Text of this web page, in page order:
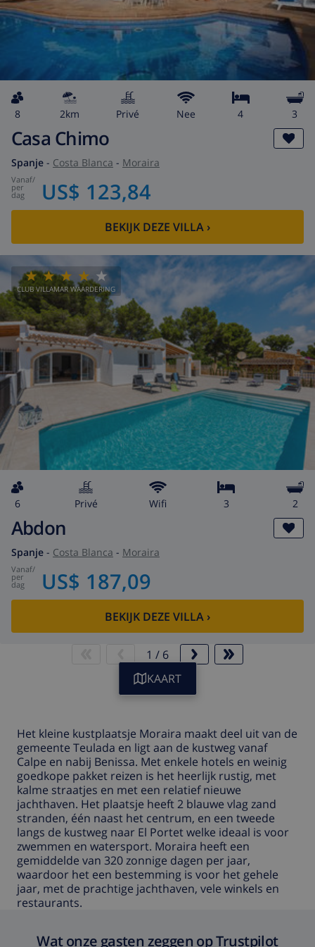
8 2km privé Nee 4 3
Casa Chimo
Spanje - Costa Blanca - Moraira
vanaf/
per
dag US$ 123,84
BEKIJK DEZE VILLA ›
CLUB VILLAMAR WAARDERING
6 privé wifi 3 2
Abdon
Spanje - Costa Blanca - Moraira
vanaf/
per
dag US$ 187,09
BEKIJK DEZE VILLA ›
1 / 6
KAART
Het kleine kustplaatsje Moraira maakt deel uit van de
gemeente Teulada en ligt aan de kustweg vanaf
Calpe en nabij Benissa. Met enkele hotels en weinig
goedkope pakket reizen is het heerlijk rustig, met
kalme straatjes en met een relatief nieuwe
jachthaven. Het plaatsje heeft 2 blauwe vlag zand
stranden, één naast het centrum, en een tweede
langs de kustweg naar El Portet welke ideaal is voor
zwemmen en watersport. Moraira heeft een
gemiddelde van 320 zonnige dagen per jaar,
waardoor het een bestemming is voor het gehele
jaar, met de prachtige jachthaven, vele winkels en
restaurants.
Wat onze gasten zeggen op Trustpilot